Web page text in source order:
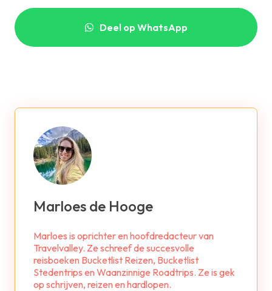
Deel op WhatsApp
Marloes de Hooge
Marloes is oprichter en hoofdredacteur van
Travelvalley. Ze schreef de succesvolle
reisboeken Bucketlist Reizen, Bucketlist
Stedentrips en Waanzinnige Roadtrips. Ze is gek
op schrijven, reizen en hardlopen.